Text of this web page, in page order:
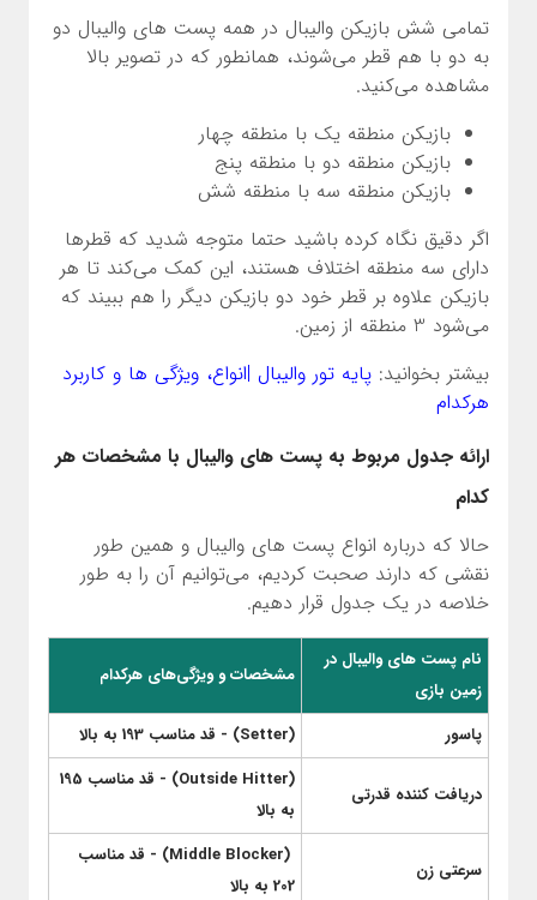
تمامی شش بازیکن والیبال در همه پست های والیبال دو
به دو با هم قطر می‌شوند، همانطور که در تصویر بالا
مشاهده می‌کنید.
بازیکن منطقه یک با منطقه چهار
بازیکن منطقه دو با منطقه پنج
بازیکن منطقه سه با منطقه شش
اگر دقیق نگاه کرده باشید حتما متوجه شدید که قطرها
دارای سه منطقه اختلاف هستند، این کمک می‌کند تا هر
بازیکن علاوه بر قطر خود دو بازیکن دیگر را هم ببیند که
می‌شود 3 منطقه از زمین.
بیشتر بخوانید: پایه تور والیبال |انواع، ویژگی ها و کاربرد
هرکدام
ارائه جدول مربوط به پست های والیبال با مشخصات هر
کدام
حالا که درباره انواع پست های والیبال و همین طور
نقشی که دارند صحبت کردیم، می‌توانیم آن را به طور
خلاصه در یک جدول قرار دهیم.
نام پست های والیبال در
زمین بازی
مشخصات و ویژگی‌های هرکدام
پاسور (Setter) - قد مناسب 193 به بالا
دریافت کننده قدرتی
(Outside Hitter) - قد مناسب 195
به بالا
سرعتی زن
(Middle Blocker) - قد مناسب
202 به بالا